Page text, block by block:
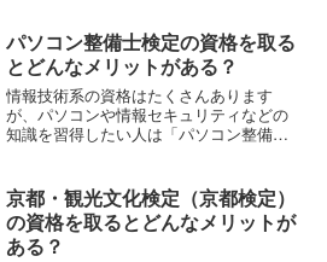
6級までのレベルの特徴、学習目安、HSK
取得が役立つシーンなどを紹介します。
HSK受験を考えている人はチェックして
くださいね。
パソコン整備士検定の資格を取る
とどんなメリットがある？
情報技術系の資格はたくさんあります
が、パソコンや情報セキュリティなどの
知識を習得したい人は「パソコン整備
級の違い、試験の概要、受験資格・受験
料、資格取得が役立つ職種などを解説し
ます。
京都・観光文化検定（京都検定）
の資格を取るとどんなメリットが
ある？